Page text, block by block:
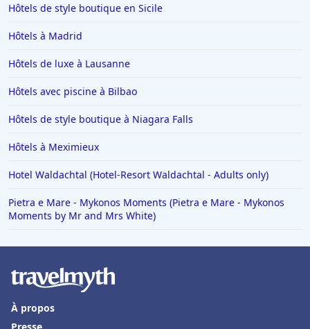
Hôtels de style boutique en Sicile
Hôtels à Madrid
Hôtels de luxe à Lausanne
Hôtels avec piscine à Bilbao
Hôtels de style boutique à Niagara Falls
Hôtels à Meximieux
Hotel Waldachtal (Hotel-Resort Waldachtal - Adults only)
Pietra e Mare - Mykonos Moments (Pietra e Mare - Mykonos
Moments by Mr and Mrs White)
À propos